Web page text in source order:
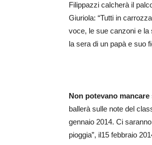
Filippazzi calcherà il
Giuriola: “Tutti in
voce, le sue canzoni e la
la sera di un papà e suo
Non potevano
ballerà sulle note del
gennaio 2014. Ci
pioggia”, il15 febbraio